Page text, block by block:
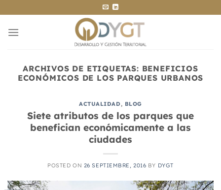
al
contenido
ARCHIVOS DE ETIQUETAS: BENEFICIOS
ECONÓMICOS DE LOS PARQUES URBANOS
ACTUALIDAD, BLOG
Siete atributos de los parques que
benefician económicamente a las
ciudades
POSTED ON 26 SEPTIEMBRE, 2016 BY DYGT